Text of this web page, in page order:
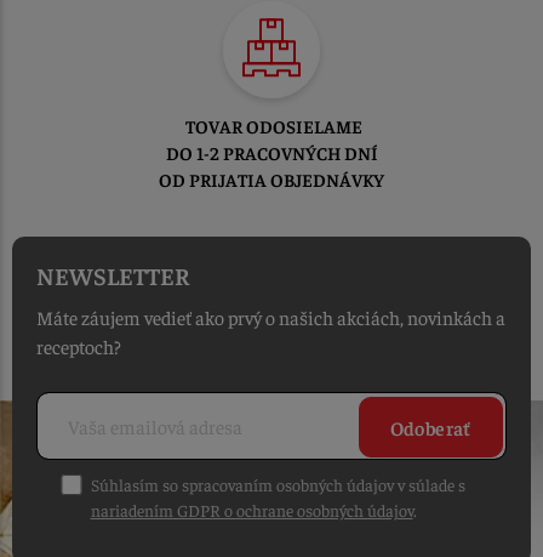
TOVAR ODOSIELAME
DO 1-2 PRACOVNÝCH DNÍ
OD PRIJATIA OBJEDNÁVKY
NEWSLETTER
Máte záujem vedieť ako prvý o našich akciách, novinkách a
receptoch?
Odoberať
Súhlasím so spracovaním osobných údajov v súlade s
nariadením GDPR o ochrane osobných údajov.